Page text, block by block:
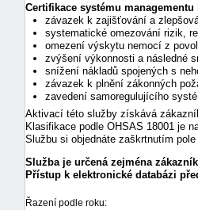
Certifikace systému
závazek k zajišťování a
systematické omezování rizik,
omezení výskytu nemocí z
zvýšení výkonnosti a následné
snížení nákladů spojených s
závazek k plnění zákonných
zavedení samoregulujícího
Aktivací této služby získává
Klasifikace podle OHSAS 18001 je
Službu si objednáte zaškrtnutím
Služba je určená zejména
Přístup k elektronické databázi
Řazení podle roku: